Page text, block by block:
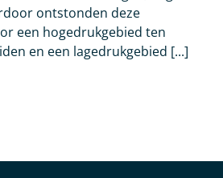
ontstonden deze
een hogedrukgebied ten
en een lagedrukgebied [...]